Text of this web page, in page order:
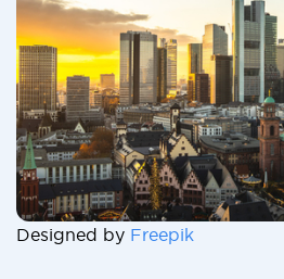
Designed by Freepik